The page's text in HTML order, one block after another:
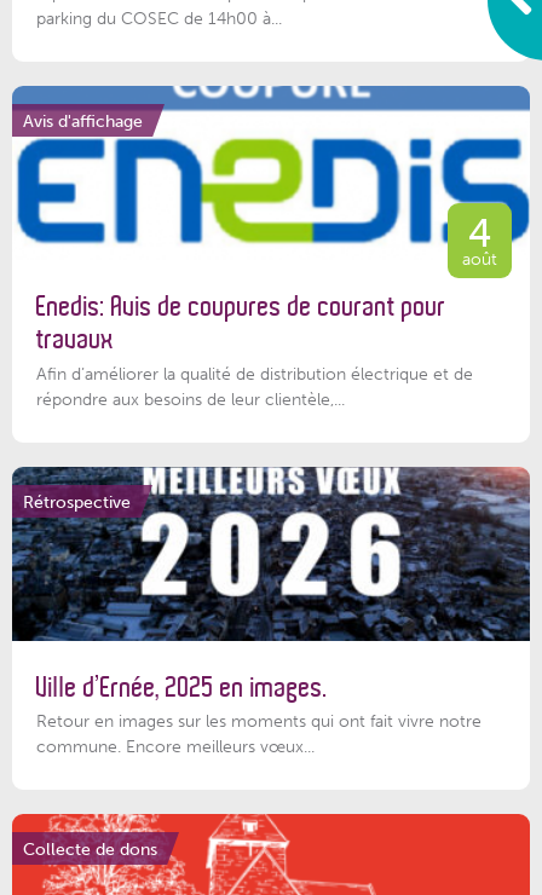
parking du COSEC de 14h00 à...
Avis d'affichage
4
août
Enedis: Avis de coupures de courant pour
travaux
Afin d’améliorer la qualité de distribution électrique et de
répondre aux besoins de leur clientèle,...
Rétrospective
Ville d’Ernée, 2025 en images.
Retour en images sur les moments qui ont fait vivre notre
commune. Encore meilleurs vœux...
Collecte de dons